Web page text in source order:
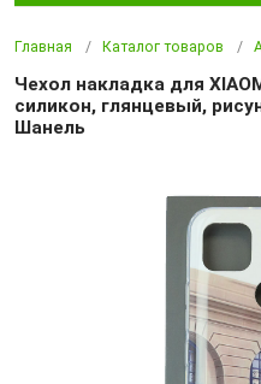
Главная Каталог товаров
Чехол накладка для
силикон, глянцевый,
Шанель